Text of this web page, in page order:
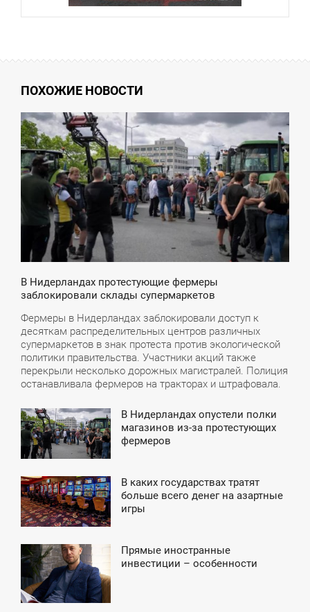
ПОХОЖИЕ НОВОСТИ
В Нидерландах протестующие фермеры
заблокировали склады супермаркетов
Фермеры в Нидерландах заблокировали доступ к
десяткам распределительных центров различных
супермаркетов в знак протеста против экологической
политики правительства. Участники акций также
перекрыли несколько дорожных магистралей. Полиция
останавливала фермеров на тракторах и штрафовала.
В Нидерландах опустели полки
магазинов из-за протестующих
фермеров
В каких государствах тратят
больше всего денег на азартные
игры
Прямые иностранные
инвестиции – особенности